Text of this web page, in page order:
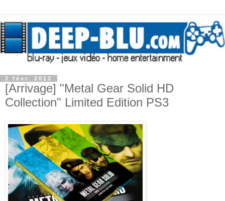
2 févr. 2012
[Arrivage] "Metal Gear Solid HD
Collection" Limited Edition PS3